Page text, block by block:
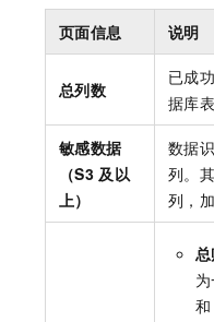
页面信息 说明
总列数
已成
据库
敏感数据
（S3 及以
上）
数据
列。
列，
和